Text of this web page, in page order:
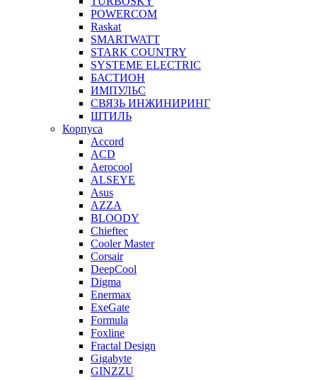
POWERCOM
Raskat
SMARTWATT
STARK COUNTRY
SYSTEME ELECTRIC
БАСТИОН
ИМПУЛЬС
СВЯЗЬ ИНЖИНИРИНГ
ШТИЛЬ
Корпуса
Accord
ACD
Aerocool
ALSEYE
Asus
AZZA
BLOODY
Chieftec
Cooler Master
Corsair
DeepCool
Digma
Enermax
ExeGate
Formula
Foxline
Fractal Design
Gigabyte
GINZZU